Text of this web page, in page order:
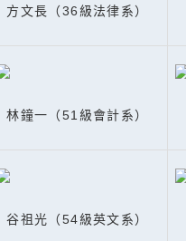
方文長（36級法律系）
林鐘一（51級會計系）
谷祖光（54級英文系）